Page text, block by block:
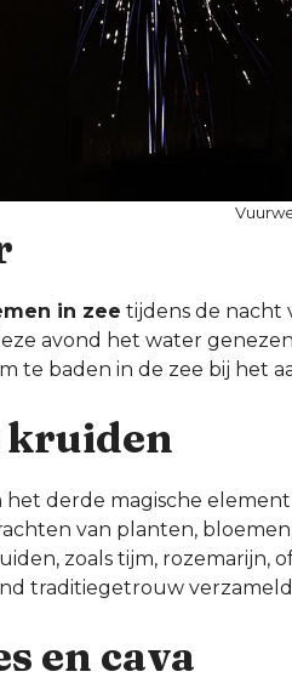
in zee tijdens de nacht
avond het water
te baden in de zee bij het
kruiden
het derde magische
van planten,
zoals tijm, rozemarijn,
traditiegetrouw
en cava